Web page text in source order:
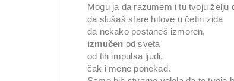
Mogu ja da razumem i tu tvoju želju
da slušaš stare hitove u četiri zida
da nekako postaneš izmoren,
izmučen od sveta
od tih impulsa ljudi,
čak i mene ponekad.